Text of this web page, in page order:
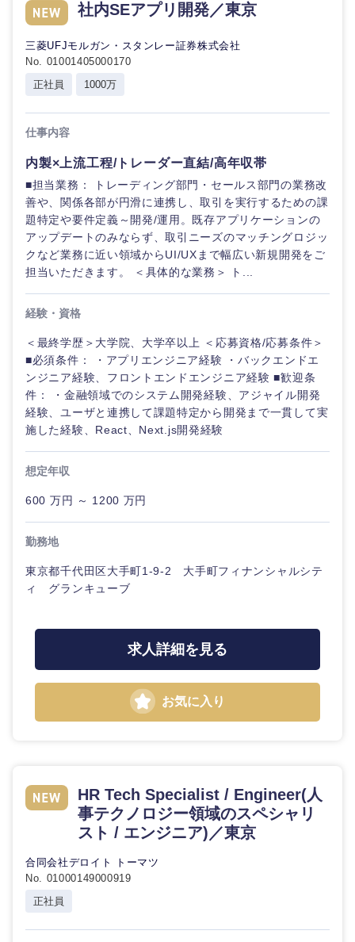
ティブ
コンサル
専門職
技
術
職
（IT）、
Web
サ
ー
ビ
ス・
制
作、
ゲ
ー
ム
技術職
（モノづ
くり）
金融専門
ル
不動産専
コンサルタント
専門職
技術職（IT）、Webサービス・制作、
技術職（モノづくり）
金融専門職
メディカル
不動産専門職
事務職
その他
倉庫・運輸・物流
小売・通販・外食
IT・通信
WEBサービス
コンサル・シンクタンク
広告・宣伝・印刷
マスメディア
エンターテイメント
法律・特許事務所・監査法人
茨城県
神奈川県
外資系企業 英語を活かす
転勤なし
完全週休2日制 社宅・家賃補助有
社内SEアプリ開発／東京
三菱UFJモルガン・スタンレー証券株式会社
No. 01001405000170
正社員
1000万
仕事内容
内製×上流工程/トレーダー直結/高年収帯
■担当業務： トレーディング部門・セールス部門の業務改
善や、関係各部が円滑に連携し、取引を実行するための課
題特定や要件定義～開発/運用。既存アプリケーションの
アップデートのみならず、取引ニーズのマッチングロジッ
クなど業務に近い領域からUI/UXまで幅広い新規開発をご
担当いただきます。 ＜具体的な業務＞ ト...
経験・資格
＜最終学歴＞大学院、大学卒以上 ＜応募資格/応募条件＞
■必須条件： ・アプリエンジニア経験 ・バックエンドエ
ンジニア経験、フロントエンドエンジニア経験 ■歓迎条
件： ・金融領域でのシステム開発経験、アジャイル開発
経験、ユーザと連携して課題特定から開発まで一貫して実
施した経験、React、Next.js開発経験
想定年収
600 万円 ～ 1200 万円
勤務地
東京都千代田区大手町1-9-2 大手町フィナンシャルシテ
ィ グランキューブ
求人詳細を見る
お気に入り
HR Tech Specialist / Engineer(人
事テクノロジー領域のスペシャリ
スト / エンジニア)／東京
合同会社デロイト トーマツ
No. 01000149000919
正社員